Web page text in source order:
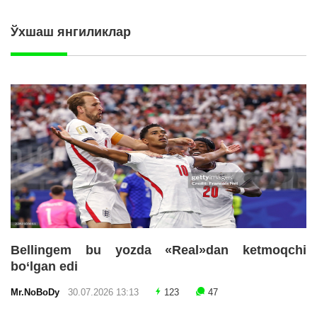
Ўхшаш янгиликлар
Bellingem bu yozda «Real»dan ketmoqchi
bo‘lgan edi
Mr.NoBoDy 30.07.2026 13:13 123 47